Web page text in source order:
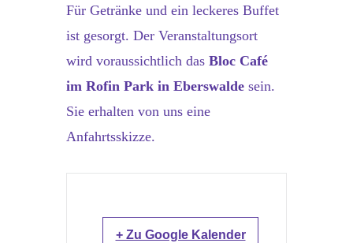
Für Getränke und ein leckeres Buffet
ist gesorgt. Der Veranstaltungsort
wird voraussichtlich das Bloc Café
im Rofin Park in Eberswalde sein.
Sie erhalten von uns eine
Anfahrtsskizze.
+ Zu Google Kalender